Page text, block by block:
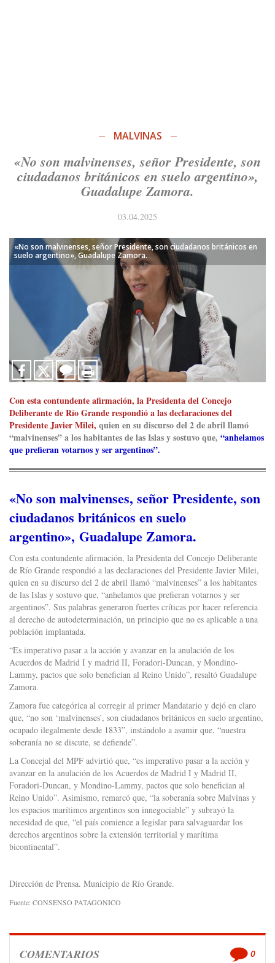
MALVINAS
«No son malvinenses, señor Presidente, son
ciudadanos británicos en suelo argentino»,
Guadalupe Zamora.
03.04.2025
«No son malvinenses, señor Presidente, son ciudadanos británicos en
suelo argentino», Guadalupe Zamora.
Con esta contundente afirmación, la Presidenta del Concejo
Deliberante de Río Grande respondió a las declaraciones del
Presidente Javier Milei, quien en su discurso del 2 de abril llamó
“malvinenses” a los habitantes de las Islas y sostuvo que, “anhelamos
que prefieran votarnos y ser argentinos”.
«No son malvinenses, señor Presidente, son
ciudadanos británicos en suelo
argentino», Guadalupe Zamora.
Con esta contundente afirmación, la Presidenta del Concejo Deliberante
de Río Grande respondió a las declaraciones del Presidente Javier Milei,
quien en su discurso del 2 de abril llamó “malvinenses” a los habitantes
de las Islas y sostuvo que, “anhelamos que prefieran votarnos y ser
argentinos”. Sus palabras generaron fuertes críticas por hacer referencia
al derecho de autodeterminación, un principio que no es aplicable a una
población implantada.
“Es imperativo pasar a la acción y avanzar en la anulación de los
Acuerdos de Madrid I y madrid II, Foradori-Duncan, y Mondino-
Lammy, pactos que solo benefician al Reino Unido”, resaltó Guadalupe
Zamora.
Zamora fue categórica al corregir al primer Mandatario y dejó en claro
que, “no son ‘malvinenses’, son ciudadanos británicos en suelo argentino,
ocupado ilegalmente desde 1833”, instándolo a asumir que, “nuestra
soberanía no se discute, se defiende”.
La Concejal del MPF advirtió que, “es imperativo pasar a la acción y
avanzar en la anulación de los Acuerdos de Madrid I y Madrid II,
Foradori-Duncan, y Mondino-Lammy, pactos que solo benefician al
Reino Unido”. Asimismo, remarcó que, “la soberanía sobre Malvinas y
los espacios marítimos argentinos son innegociable” y subrayó la
necesidad de que, “el país comience a legislar para salvaguardar los
derechos argentinos sobre la extensión territorial y marítima
bicontinental”.
Dirección de Prensa. Municipio de Río Grande.
Fuente: CONSENSO PATAGONICO
COMENTARIOS 0